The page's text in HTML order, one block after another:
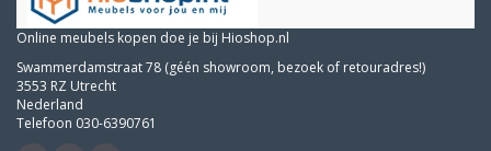
Online meubels kopen doe je bij Hioshop.nl
Swammerdamstraat 78 (géén showroom, bezoek of retouradres!)
3553 RZ Utrecht
Nederland
Telefoon 030-6390761